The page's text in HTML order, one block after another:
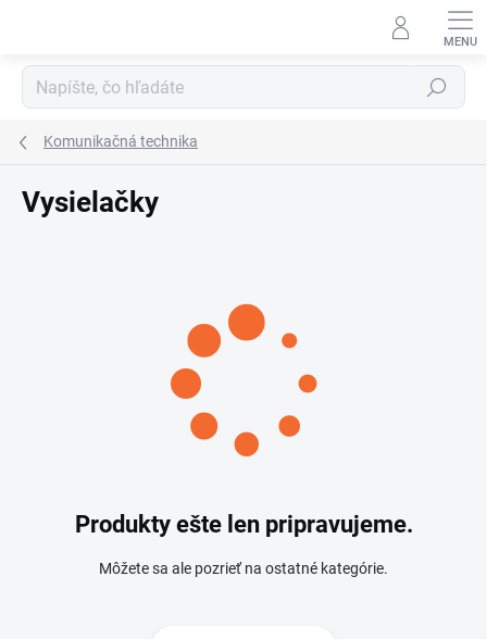
Hľadať
Komunikačná technika
Vysielačky
Produkty ešte len pripravujeme.
Môžete sa ale pozrieť na ostatné kategórie.